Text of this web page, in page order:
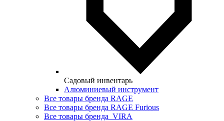
Садовый инвентарь
Алюминиевый инструмент
Все товары бренда RAGE
Все товары бренда RAGE Furious
Все товары бренда VIRA